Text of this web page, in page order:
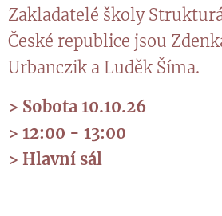
Zakladatelé školy
České republice jsou
Urbanczik a Luděk Šíma.
> Sobota 10.10.26
> 12:00 - 13:00
> Hlavní sál